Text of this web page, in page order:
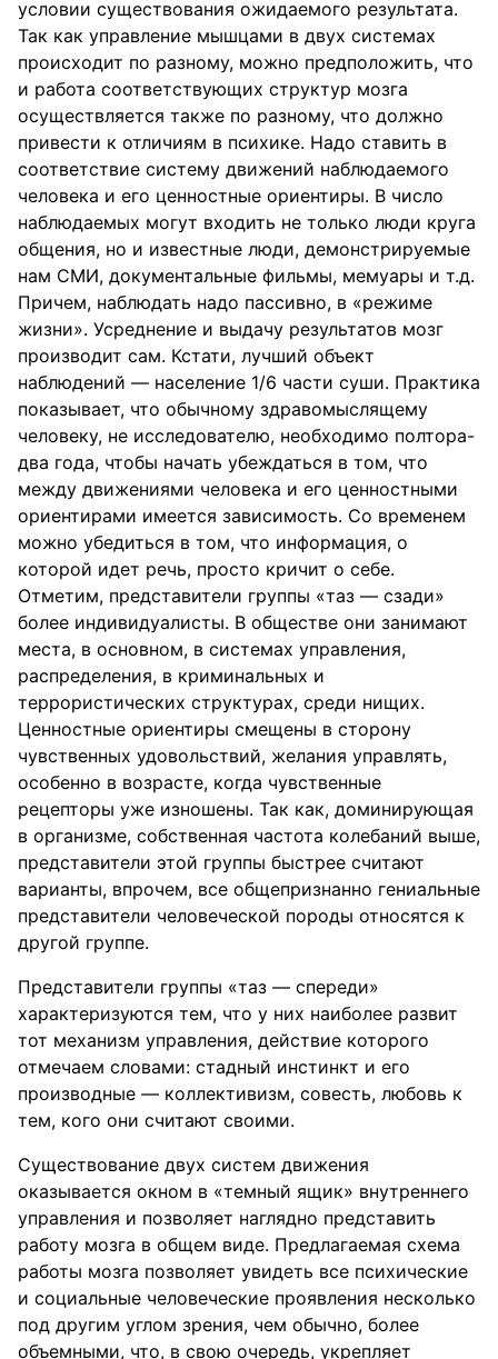
условии существования ожидаемого результата.
Так как управление мышцами в двух системах
происходит по разному, можно предположить, что
и работа соответствующих структур мозга
осуществляется также по разному, что должно
привести к отличиям в психике. Надо ставить в
соответствие систему движений наблюдаемого
человека и его ценностные ориентиры. В число
наблюдаемых могут входить не только люди круга
общения, но и известные люди, демонстрируемые
нам СМИ, документальные фильмы, мемуары и т.д.
Причем, наблюдать надо пассивно, в «режиме
жизни». Усреднение и выдачу результатов мозг
производит сам. Кстати, лучший объект
наблюдений — население 1/6 части суши. Практика
показывает, что обычному здравомыслящему
человеку, не исследователю, необходимо полтора-
два года, чтобы начать убеждаться в том, что
между движениями человека и его ценностными
ориентирами имеется зависимость. Со временем
можно убедиться в том, что информация, о
которой идет речь, просто кричит о себе.
Отметим, представители группы «таз — сзади»
более индивидуалисты. В обществе они занимают
места, в основном, в системах управления,
распределения, в криминальных и
террористических структурах, среди нищих.
Ценностные ориентиры смещены в сторону
чувственных удовольствий, желания управлять,
особенно в возрасте, когда чувственные
рецепторы уже изношены. Так как, доминирующая
в организме, собственная частота колебаний выше,
представители этой группы быстрее считают
варианты, впрочем, все общепризнанно гениальные
представители человеческой породы относятся к
другой группе.
Представители группы «таз — спереди»
характеризуются тем, что у них наиболее развит
тот механизм управления, действие которого
отмечаем словами: стадный инстинкт и его
производные — коллективизм, совесть, любовь к
тем, кого они считают своими.
Существование двух систем движения
оказывается окном в «темный ящик» внутреннего
управления и позволяет наглядно представить
работу мозга в общем виде. Предлагаемая схема
работы мозга позволяет увидеть все психические
и социальные человеческие проявления несколько
под другим углом зрения, чем обычно, более
объемными, что, в свою очередь, укрепляет